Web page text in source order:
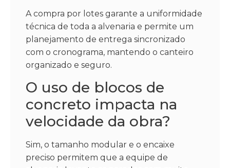
A compra por lotes garante a uniformidade
técnica de toda a alvenaria e permite um
planejamento de entrega sincronizado
com o cronograma, mantendo o canteiro
organizado e seguro.
O uso de blocos de
concreto impacta na
velocidade da obra?
Sim, o tamanho modular e o encaixe
preciso permitem que a equipe de